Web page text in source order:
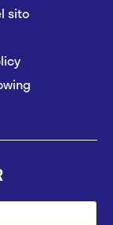
sito